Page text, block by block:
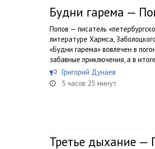
Будни гарема —
Попов — писатель
литературе Хармса,
«Будни гарема» вовлечен в
забавные приключения, а в
Григорий Дунаев
5 часов 25 минут
Третье дыхание —